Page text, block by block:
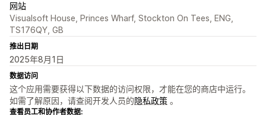
网站
Visualsoft House, Princes Wharf, Stockton On Tees, ENG,
TS176QY, GB
推出日期
2025年8月1日
数据访问
这个应用需要获得以下数据的访问权限，才能在您的商店中运行。
如需了解原因，请查阅开发人员的隐私政策 。
查看员工和协作者数据: